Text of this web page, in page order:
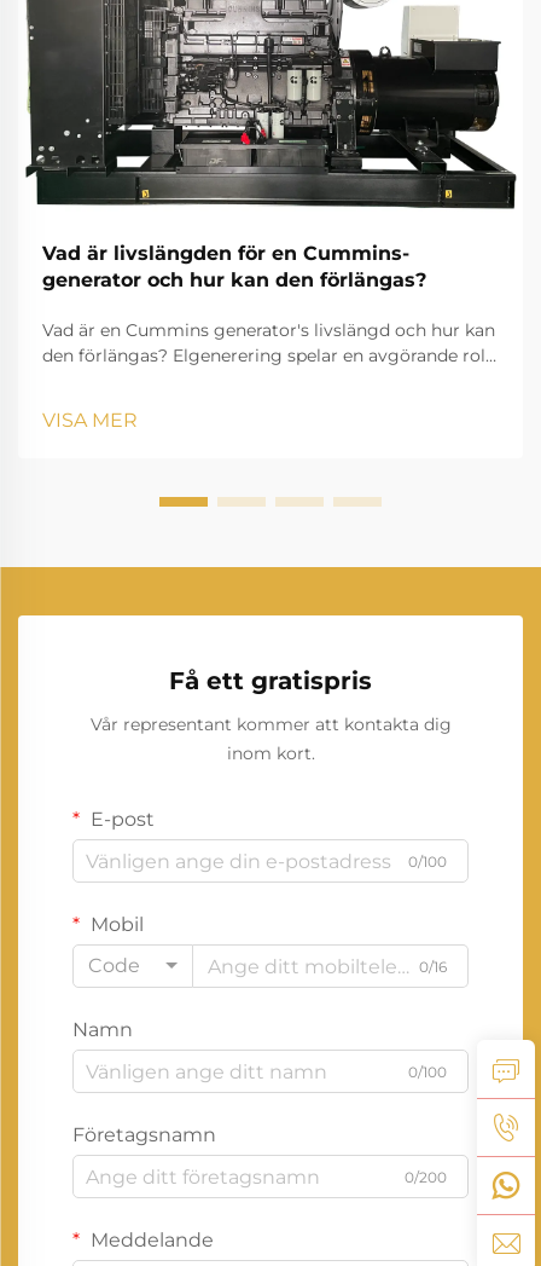
Vad är livslängden för en Cummins-
generator och hur kan den förlängas?
Vad är en Cummins generator's livslängd och hur kan
den förlängas? Elgenerering spelar en avgörande roll
utan avbrott. Bland de man...
VISA MER
Få ett gratispris
Vår representant kommer att kontakta dig
inom kort.
E-post
0/100
Mobil
Code
0/16
Namn
0/100
Företagsnamn
0/200
Meddelande